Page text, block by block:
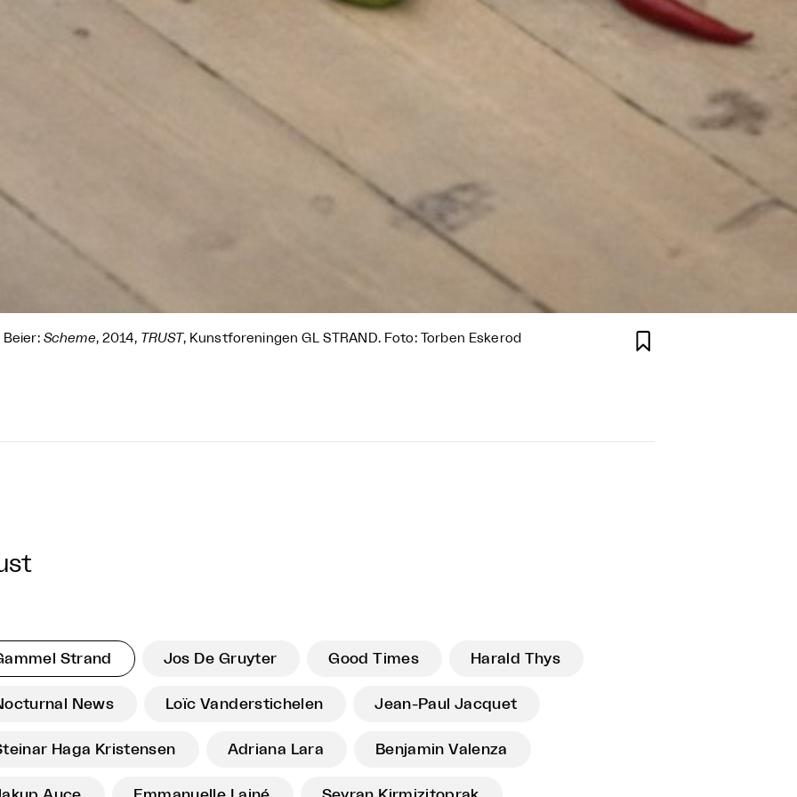
Beier: Scheme, 2014, TRUST, Kunstforeningen GL STRAND. Foto: Torben Eskerod 
Strand Jos De Gruyter Good Times Harald Thys
News Loïc Vanderstichelen Jean-Paul Jacquet
Haga Kristensen Adriana Lara Benjamin Valenza